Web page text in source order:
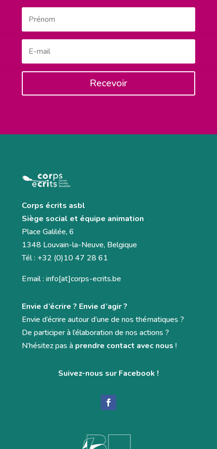
Recevoir
Corps écrits asbl
Siège social et équipe animation
Place Galilée, 6
1348 Louvain-la-Neuve, Belgique
Tél : +32 (0)10 47 28 61
Email : info[at]corps-ecrits.be
Envie d’écrire ? Envie d’agir ?
Envie d’écrire autour d’une de nos thématiques ?
De participer à l’élaboration de nos actions ?
N’hésitez pas à prendre contact avec nous !
Suivez-nous sur Facebook !